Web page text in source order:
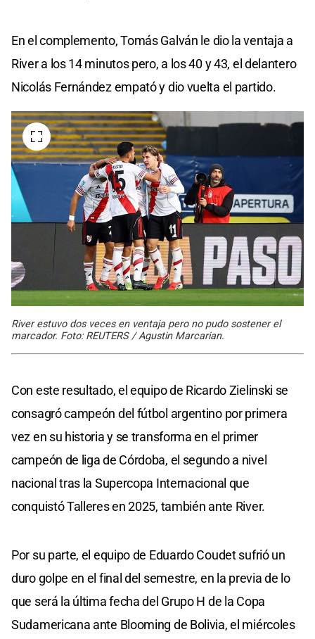
En el complemento, Tomás Galván le dio la ventaja a
River a los 14 minutos pero, a los 40 y 43, el delantero
Nicolás Fernández empató y dio vuelta el partido.
River estuvo dos veces en ventaja pero no pudo sostener el
marcador. Foto: REUTERS / Agustin Marcarian.
Con este resultado, el equipo de Ricardo Zielinski se
consagró campeón del fútbol argentino por primera
vez en su historia y se transforma en el primer
campeón de liga de Córdoba, el segundo a nivel
nacional tras la Supercopa Internacional que
conquistó Talleres en 2025, también ante River.
Por su parte, el equipo de Eduardo Coudet sufrió un
duro golpe en el final del semestre, en la previa de lo
que será la última fecha del Grupo H de la Copa
Sudamericana ante Blooming de Bolivia, el miércoles